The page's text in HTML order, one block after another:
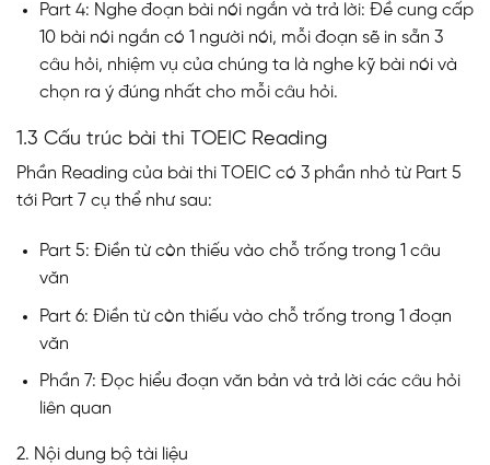
Part 4: Nghe đoạn bài nói ngắn và trả lời: Đề cung cấp
10 bài nói ngắn có 1 người nói, mỗi đoạn sẽ in sẵn 3
câu hỏi, nhiệm vụ của chúng ta là nghe kỹ bài nói và
chọn ra ý đúng nhất cho mỗi câu hỏi.
1.3 Cấu trúc bài thi TOEIC Reading
Phần Reading của bài thi TOEIC có 3 phần nhỏ từ Part 5
tới Part 7 cụ thể như sau:
Part 5: Điền từ còn thiếu vào chỗ trống trong 1 câu
văn
Part 6: Điền từ còn thiếu vào chỗ trống trong 1 đoạn
văn
Phần 7: Đọc hiểu đoạn văn bản và trả lời các câu hỏi
liên quan
2. Nội dung bộ tài liệu